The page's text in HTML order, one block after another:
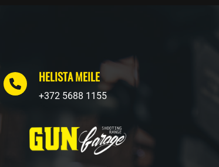
HELISTA MEILE
+372 5688 1155